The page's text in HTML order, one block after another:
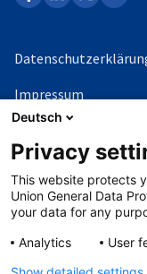
Impressum
©Copyright - 2026 AHK
Deutsch
Privacy
This website protects
Union General Data
your data for any
Analytics
User